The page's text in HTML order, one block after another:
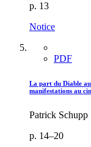
p. 13
Notice
PDF
La part du Diable
manifestations au
Patrick Schupp
p. 14–20